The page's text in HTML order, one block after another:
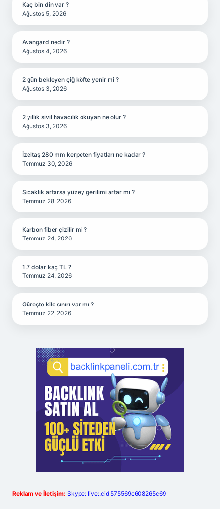
Kaç bin din var ?
Ağustos 5, 2026
Avangard nedir ?
Ağustos 4, 2026
2 gün bekleyen çiğ köfte yenir mi ?
Ağustos 3, 2026
2 yıllık sivil havacılık okuyan ne olur ?
Ağustos 3, 2026
İzeltaş 280 mm kerpeten fiyatları ne kadar ?
Temmuz 30, 2026
Sıcaklık artarsa yüzey gerilimi artar mı ?
Temmuz 28, 2026
Karbon fiber çizilir mi ?
Temmuz 24, 2026
1.7 dolar kaç TL ?
Temmuz 24, 2026
Güreşte kilo sınırı var mı ?
Temmuz 22, 2026
Reklam ve İletişim: Skype: live:.cid.575569c608265c69